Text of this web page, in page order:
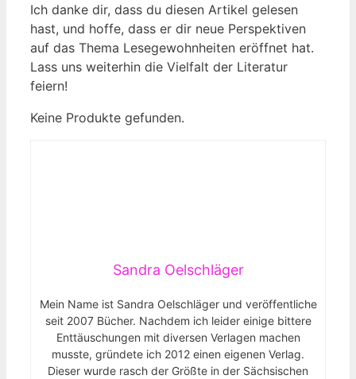
Ich danke dir, dass du diesen Artikel gelesen
hast, und hoffe, dass er dir neue Perspektiven
auf das Thema Lesegewohnheiten eröffnet hat.
Lass uns weiterhin die Vielfalt der Literatur
feiern!
Keine Produkte gefunden.
Sandra Oelschläger
Mein Name ist Sandra Oelschläger und veröffentliche
seit 2007 Bücher. Nachdem ich leider einige bittere
Enttäuschungen mit diversen Verlagen machen
musste, gründete ich 2012 einen eigenen Verlag.
Dieser wurde rasch der Größte in der Sächsischen